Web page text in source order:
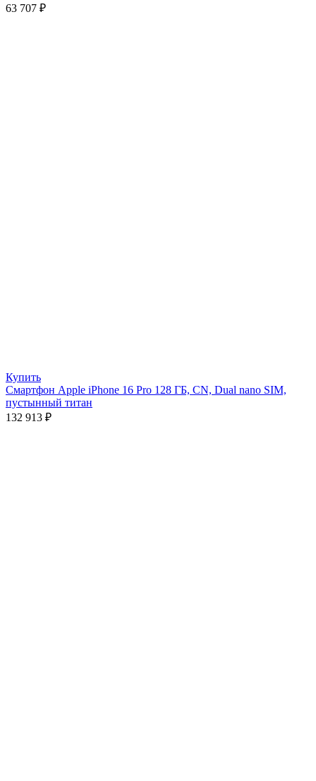
63 707 ₽
Купить
Смартфон Apple iPhone 16 Pro 128 ГБ, CN, Dual nano SIM,
пустынный титан
132 913 ₽